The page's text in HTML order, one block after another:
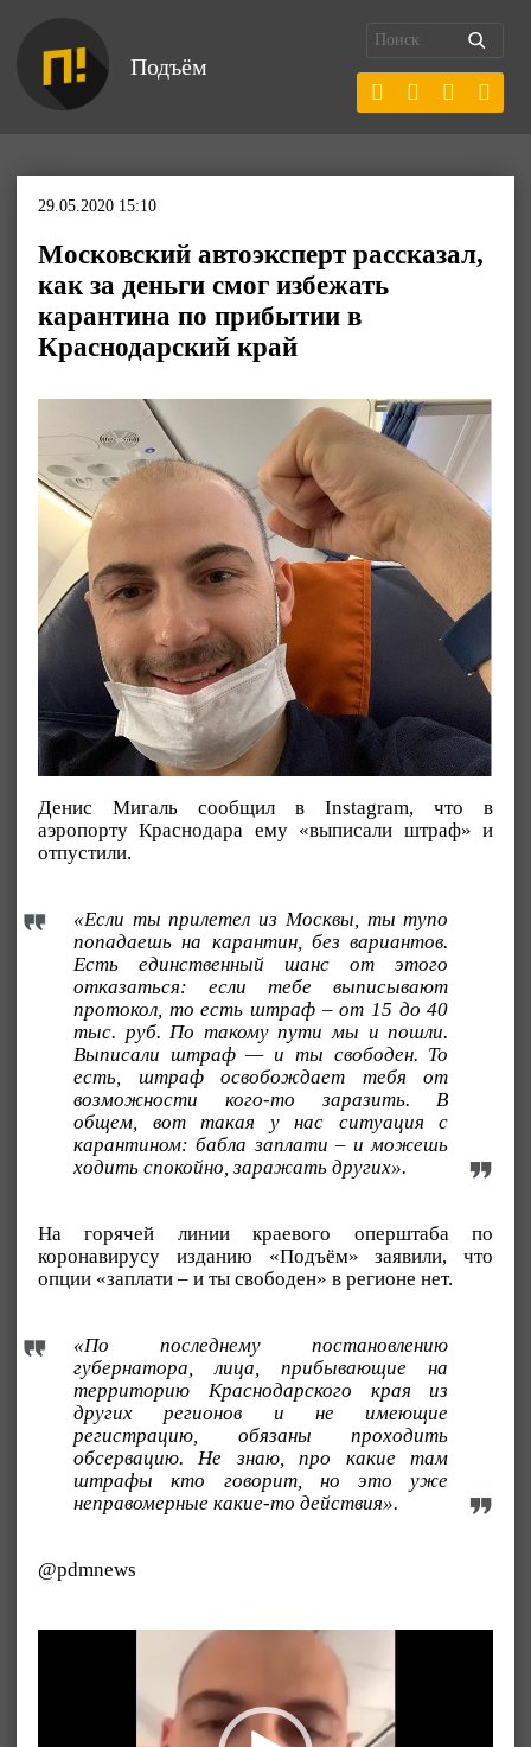
Подъём
29.05.2020 15:10
Московский автоэксперт рассказал,
как за деньги смог избежать
карантина по прибытии в
Краснодарский край
Денис Мигаль сообщил в Instagram, что в
аэропорту Краснодара ему «выписали штраф» и
отпустили.
«Если ты прилетел из Москвы, ты тупо
попадаешь на карантин, без вариантов.
Есть единственный шанс от этого
отказаться: если тебе выписывают
протокол, то есть штраф – от 15 до 40
тыс. руб. По такому пути мы и пошли.
Выписали штраф — и ты свободен. То
есть, штраф освобождает тебя от
возможности кого-то заразить. В
общем, вот такая у нас ситуация с
карантином: бабла заплати – и можешь
ходить спокойно, заражать других».
На горячей линии краевого оперштаба по
коронавирусу изданию «Подъём» заявили, что
опции «заплати – и ты свободен» в регионе нет.
«По последнему постановлению
губернатора, лица, прибывающие на
территорию Краснодарского края из
других регионов и не имеющие
регистрацию, обязаны проходить
обсервацию. Не знаю, про какие там
штрафы кто говорит, но это уже
неправомерные какие-то действия».
@pdmnews